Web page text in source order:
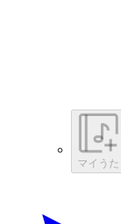
マイうた